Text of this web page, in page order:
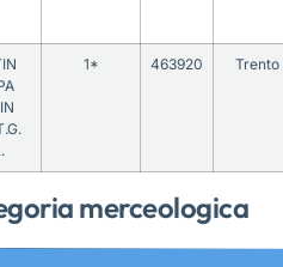
merceologica
1* 463920 Trento